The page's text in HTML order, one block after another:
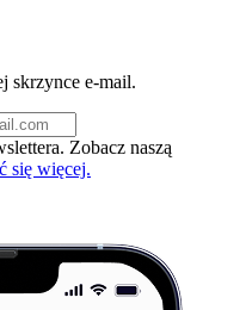
skrzynce e-mail.
Zobacz naszą
się więcej.